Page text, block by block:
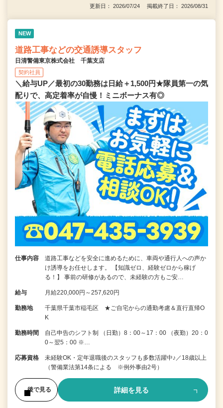
更新日： 2026/07/24 掲載終了日： 2026/08/31
NEW
道路工事などの交通誘導スタッフ
日清警備東京株式会社 千葉支店
契約社員
＼給与UP／最初の30勤務は日給＋1,500円★隊員第一の気
配りで、高定着率が自慢！ミニボーナス有◎
仕事内容
道路工事などを安全に進めるために、車両や通行人への声か
け誘導をお任せします。 【知識ゼロ、経験ゼロから稼げ
る！】 事前の研修があるので、未経験の方もご安…
給与 月給220,000円～257,620円
勤務地
千葉県千葉市稲毛区 ★ご自宅からの通勤考慮＆直行直帰O
K
勤務時間
自己申告のシフト制 （日勤）8：00～17：00 （夜勤）20：0
0～翌5：00 ※…
応募資格
未経験OK・定年退職後のスタッフも多数活躍中♪／18歳以上
（警備業法第14条による ※例外事由2号）
後で見る 詳細を見る